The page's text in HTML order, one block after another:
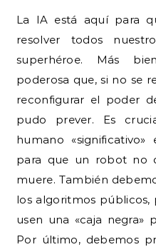
La IA está aquí para
resolver todos
superhéroe. Más
poderosa que, si no se
reconfigurar el poder
pudo prever. Es
humano
para que un robot no
muere. También
los algoritmos públicos,
usen una «caja negra»
Por último, debemos